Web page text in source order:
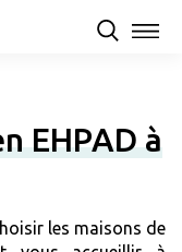
EHPAD à
les maisons de